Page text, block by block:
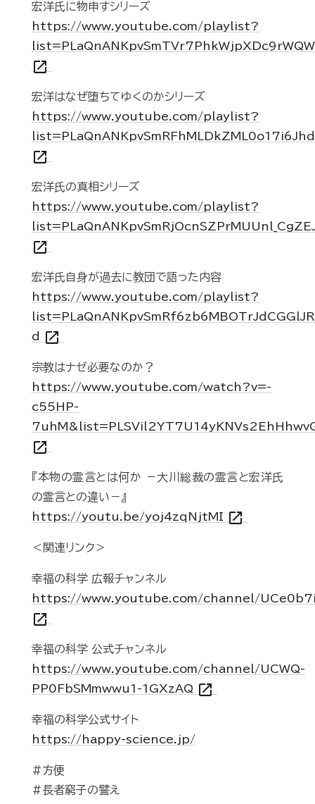
宏洋氏に物申すシリーズ
https://www.youtube.com/playlist?
open_in_new
宏洋はなぜ堕ちてゆくのかシリーズ
https://www.youtube.com/playlist?
open_in_new
宏洋氏の真相シリーズ
https://www.youtube.com/playlist?
open_in_new
宏洋氏自身が過去に教団で語った内容
https://www.youtube.com/playlist?
d open_in_new
宗教はナゼ必要なのか？
https://www.youtube.com/watch?v=-
c55HP-
open_in_new
『本物の霊言とは何か －大川総裁の霊言と宏洋氏
の霊言との違い－』
https://youtu.be/yoj4zqNjtMI open_in_new
＜関連リンク＞
幸福の科学 広報チャンネル
https://www.youtube.com/channel/
open_in_new
幸福の科学 公式チャンネル
https://www.youtube.com/channel/UCWQ-
PP0FbSMmwwu1-1GXzAQ open_in_new
幸福の科学公式サイト
https://happy-science.jp/
#方便
#長者窮子の譬え